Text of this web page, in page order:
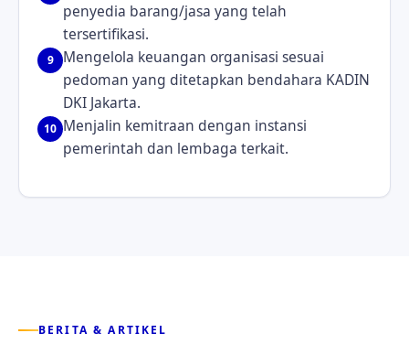
penyedia barang/jasa yang telah
tersertifikasi.
9
Mengelola keuangan organisasi sesuai
pedoman yang ditetapkan bendahara KADIN
DKI Jakarta.
10 Menjalin kemitraan dengan instansi
pemerintah dan lembaga terkait.
BERITA & ARTIKEL